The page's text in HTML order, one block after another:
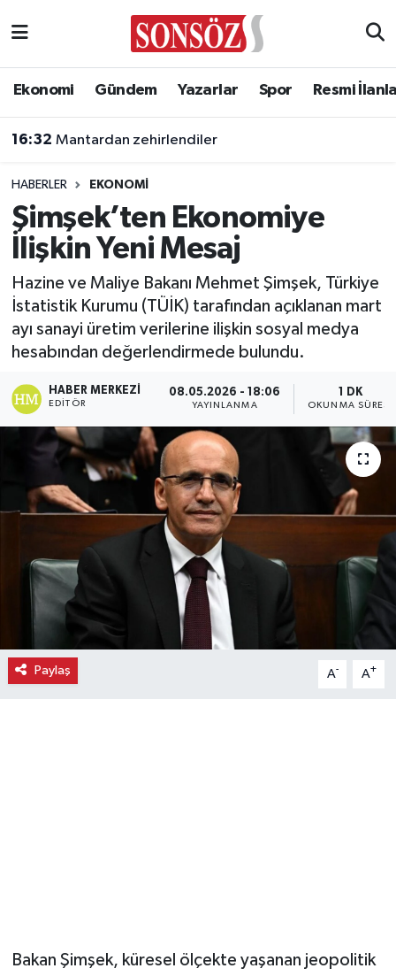
Ekonomi Gündem Yazarlar Spor Resmi
16:32 Mantardan zehirlendiler
HABERLER EKONOMI
Şimşek’ten Ekonomiye
İlişkin Yeni Mesaj
Hazine ve Maliye Bakanı Mehmet Şimşek, Türkiye
İstatistik Kurumu (TÜİK) tarafından açıklanan mart
ayı sanayi üretim verilerine ilişkin sosyal medya
hesabından değerlendirmede bulundu.
HABER MERKEZI
EDITÖR
08.05.2026 - 18:06
YAYINLANMA
1 DK
OKUNMA SÜRESI
Paylaş A- A+
Bakan Şimşek, küresel ölçekte yaşanan jeopolitik
Asayiş
Biyografi
Çevre
Diğer
Dünya
Eğitim
Ekonomi
Eleman
Emlak
Gündem
Gurme
Haber
Seri İlan
Ankara Nöbetçi Eczaneler
Ankara Trafik Yoğunluk Haritası
Süper Lig Puan Durumu ve Fikstür
Tüm Manşetler
Son Dakika Haberleri
Haber Arşivi